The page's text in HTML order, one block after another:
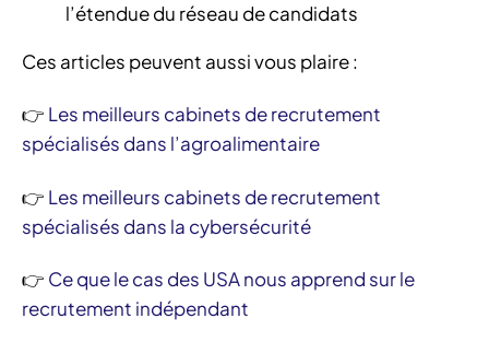
l’étendue du réseau de candidats
Ces articles peuvent aussi vous plaire :
👉 Les meilleurs cabinets de recrutement
spécialisés dans l’agroalimentaire
👉 Les meilleurs cabinets de recrutement
spécialisés dans la cybersécurité
👉 Ce que le cas des USA nous apprend sur le
recrutement indépendant